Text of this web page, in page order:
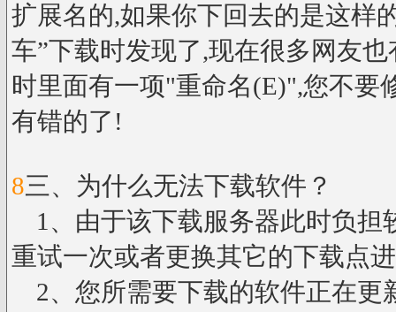
扩展名的,如果你下回去的是这样
车”下载时发现了,现在很多网友
时里面有一项"重命名(E)",您不要
有错的了!
8三、为什么无法下载软件？
1、由于该下载服务器此时负担
重试一次或者更换其它的下载点
2、您所需要下载的软件正在更